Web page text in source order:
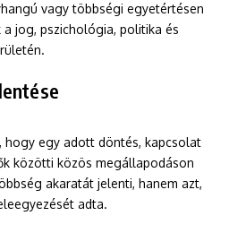
vagy többségi egyetértésen
jog, pszichológia, politika és
hogy egy adott döntés, kapcsolat
közötti közös megállapodáson
akaratát jelenti, hanem azt,
adta.